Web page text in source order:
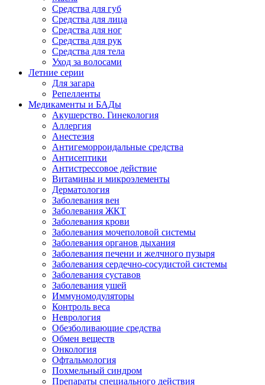
Средства для губ
Средства для лица
Средства для ног
Средства для рук
Средства для тела
Уход за волосами
Летние серии
Для загара
Репелленты
Медикаменты и БАДы
Акушерство. Гинекология
Аллергия
Анестезия
Антигеморроидальные средства
Антисептики
Антистрессовое действие
Витамины и микроэлементы
Дерматология
Заболевания вен
Заболевания ЖКТ
Заболевания крови
Заболевания мочеполовой системы
Заболевания органов дыхания
Заболевания печени и желчного пузыря
Заболевания сердечно-сосудистой системы
Заболевания суставов
Заболевания ушей
Иммуномодуляторы
Контроль веса
Неврология
Обезболивающие средства
Обмен веществ
Онкология
Офтальмология
Похмельный синдром
Препараты специального действия